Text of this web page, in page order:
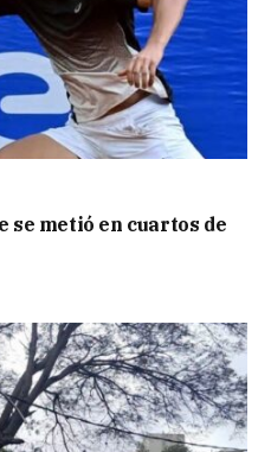
se metió en cuartos de